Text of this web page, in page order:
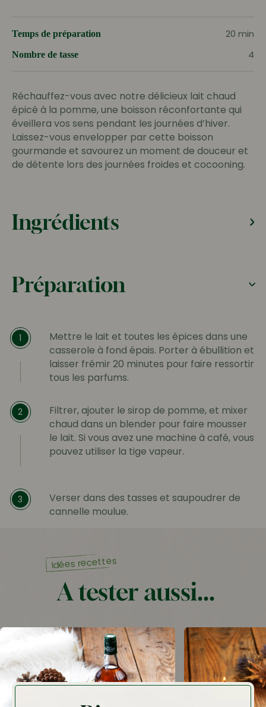
Temps de préparation 20 min
Nombre de tasse 4
Réchauffez-vous avec notre délicieux lait chaud
épicé à la pomme, une boisson réconfortante qui
éveillera vos sens pendant les journées d’hiver.
Laissez-vous envelopper par cette boisson
gourmande et savourez un moment de douceur et
de détente lors des journées froides et cocooning.
Ingrédients
Préparation
1
Mettre le lait et toutes les épices dans une
casserole à fond épais. Porter à ébullition et
laisser frémir 20 minutes pour faire ressortir
tous les parfums.
2
Filtrer, ajouter le sirop de pomme, et mixer
chaud dans un blender pour faire mousser
le lait. Si vous avez une machine à café, vous
pouvez utiliser la tige vapeur.
3
Verser dans des tasses et saupoudrer de
cannelle moulue.
Idées recettes
A tester aussi...